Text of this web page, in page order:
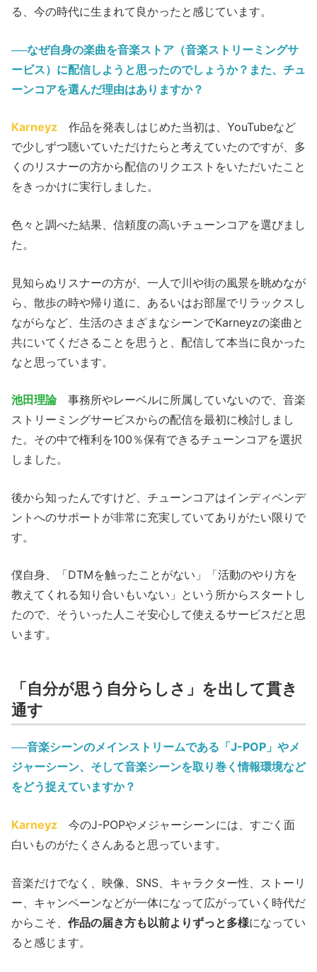
る、今の時代に生まれて良かったと感じています。
──なぜ自身の楽曲を音楽ストア（音楽ストリーミングサ
ービス）に配信しようと思ったのでしょうか？また、チュ
ーンコアを選んだ理由はありますか？
Karneyz 作品を発表しはじめた当初は、YouTubeなど
で少しずつ聴いていただけたらと考えていたのですが、多
くのリスナーの方から配信のリクエストをいただいたこと
をきっかけに実行しました。
色々と調べた結果、信頼度の高いチューンコアを選びまし
た。
見知らぬリスナーの方が、一人で川や街の風景を眺めなが
ら、散歩の時や帰り道に、あるいはお部屋でリラックスし
ながらなど、生活のさまざまなシーンでKarneyzの楽曲と
共にいてくださることを思うと、配信して本当に良かった
なと思っています。
池田理論事務所やレーベルに所属していないので、音楽
ストリーミングサービスからの配信を最初に検討しまし
た。その中で権利を100％保有できるチューンコアを選択
しました。
後から知ったんですけど、チューンコアはインディペンデ
ントへのサポートが非常に充実していてありがたい限りで
す。
僕自身、「DTMを触ったことがない」「活動のやり方を
教えてくれる知り合いもいない」という所からスタートし
たので、そういった人こそ安心して使えるサービスだと思
います。
「自分が思う自分らしさ」を出して貫き
通す
──音楽シーンのメインストリームである「J-POP」やメ
ジャーシーン、そして音楽シーンを取り巻く情報環境など
をどう捉えていますか？
Karneyz 今のJ-POPやメジャーシーンには、すごく面
白いものがたくさんあると思っています。
音楽だけでなく、映像、SNS、キャラクター性、ストーリ
ー、キャンペーンなどが一体になって広がっていく時代だ
からこそ、 作品の届き方も以前よりずっと多様になってい
ると感じます。